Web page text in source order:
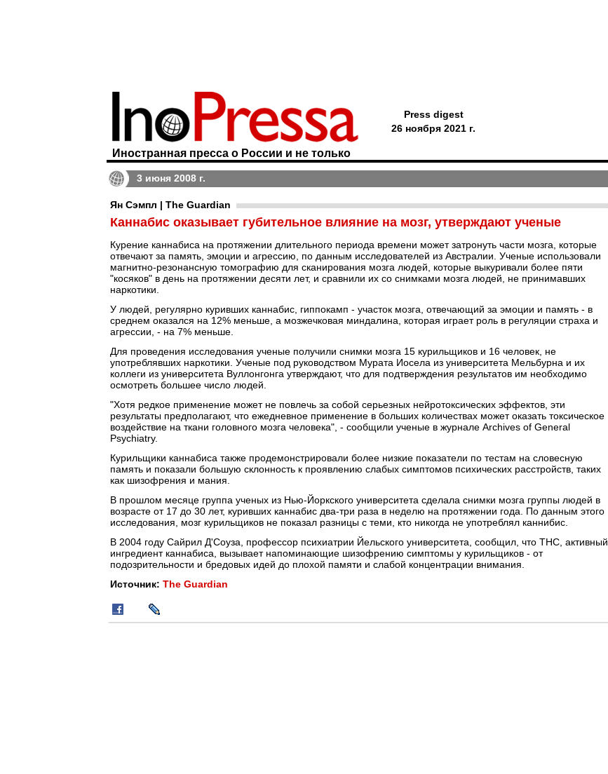
Иностранная пресса о России и не только
Press digest
26 ноября 2021 г.
3 июня 2008 г.
Ян Сэмпл | The Guardian
Каннабис оказывает губительное влияние на мозг, утверждают ученые
Курение каннабиса на протяжении длительного периода времени может затронуть части мозга, которые
отвечают за память, эмоции и агрессию, по данным исследователей из Австралии. Ученые использовали
магнитно-резонансную томографию для сканирования мозга людей, которые выкуривали более пяти
"косяков" в день на протяжении десяти лет, и сравнили их со снимками мозга людей, не принимавших
наркотики.
У людей, регулярно куривших каннабис, гиппокамп - участок мозга, отвечающий за эмоции и память - в
среднем оказался на 12% меньше, а мозжечковая миндалина, которая играет роль в регуляции страха и
агрессии, - на 7% меньше.
Для проведения исследования ученые получили снимки мозга 15 курильщиков и 16 человек, не
употреблявших наркотики. Ученые под руководством Мурата Иосела из университета Мельбурна и их
коллеги из университета Вуллонгонга утверждают, что для подтверждения результатов им необходимо
осмотреть большее число людей.
"Хотя редкое применение может не повлечь за собой серьезных нейротоксических эффектов, эти
результаты предполагают, что ежедневное применение в больших количествах может оказать токсическое
воздействие на ткани головного мозга человека", - сообщили ученые в журнале Archives of General
Psychiatry.
Курильщики каннабиса также продемонстрировали более низкие показатели по тестам на словесную
память и показали большую склонность к проявлению слабых симптомов психических расстройств, таких
как шизофрения и мания.
В прошлом месяце группа ученых из Нью-Йоркского университета сделала снимки мозга группы людей в
возрасте от 17 до 30 лет, куривших каннабис два-три раза в неделю на протяжении года. По данным этого
исследования, мозг курильщиков не показал разницы с теми, кто никогда не употреблял каннибис.
В 2004 году Сайрил Д'Соуза, профессор психиатрии Йельского университета, сообщил, что THC, активный
ингредиент каннабиса, вызывает напоминающие шизофрению симптомы у курильщиков - от
подозрительности и бредовых идей до плохой памяти и слабой концентрации внимания.
Источник: The Guardian